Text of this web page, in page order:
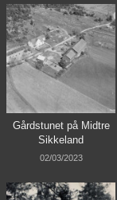
Gårdstunet på Midtre
Sikkeland
02/03/2023